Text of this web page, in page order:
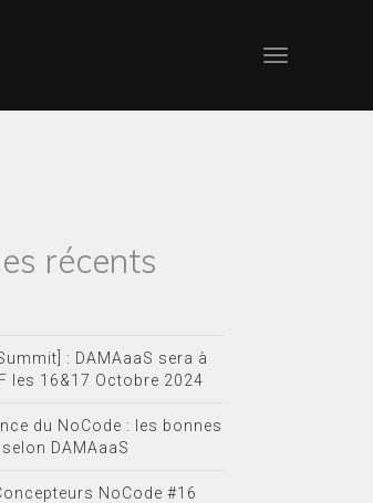
récents
: DAMAaaS sera à
les 16&17 Octobre 2024
du NoCode : les bonnes
DAMAaaS
NoCode #16